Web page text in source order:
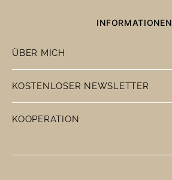
INFORMATIONEN
ÜBER MICH
KOSTENLOSER NEWSLETTER
KOOPERATION